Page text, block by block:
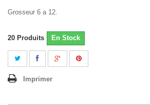
Grosseur 6 a 12.
20 Produits En Stock
Imprimer